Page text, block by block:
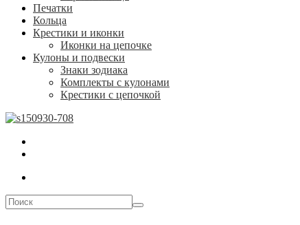
Печатки
Кольца
Крестики и иконки
Иконки на цепочке
Кулоны и подвески
Знаки зодиака
Комплекты с кулонами
Крестики с цепочкой